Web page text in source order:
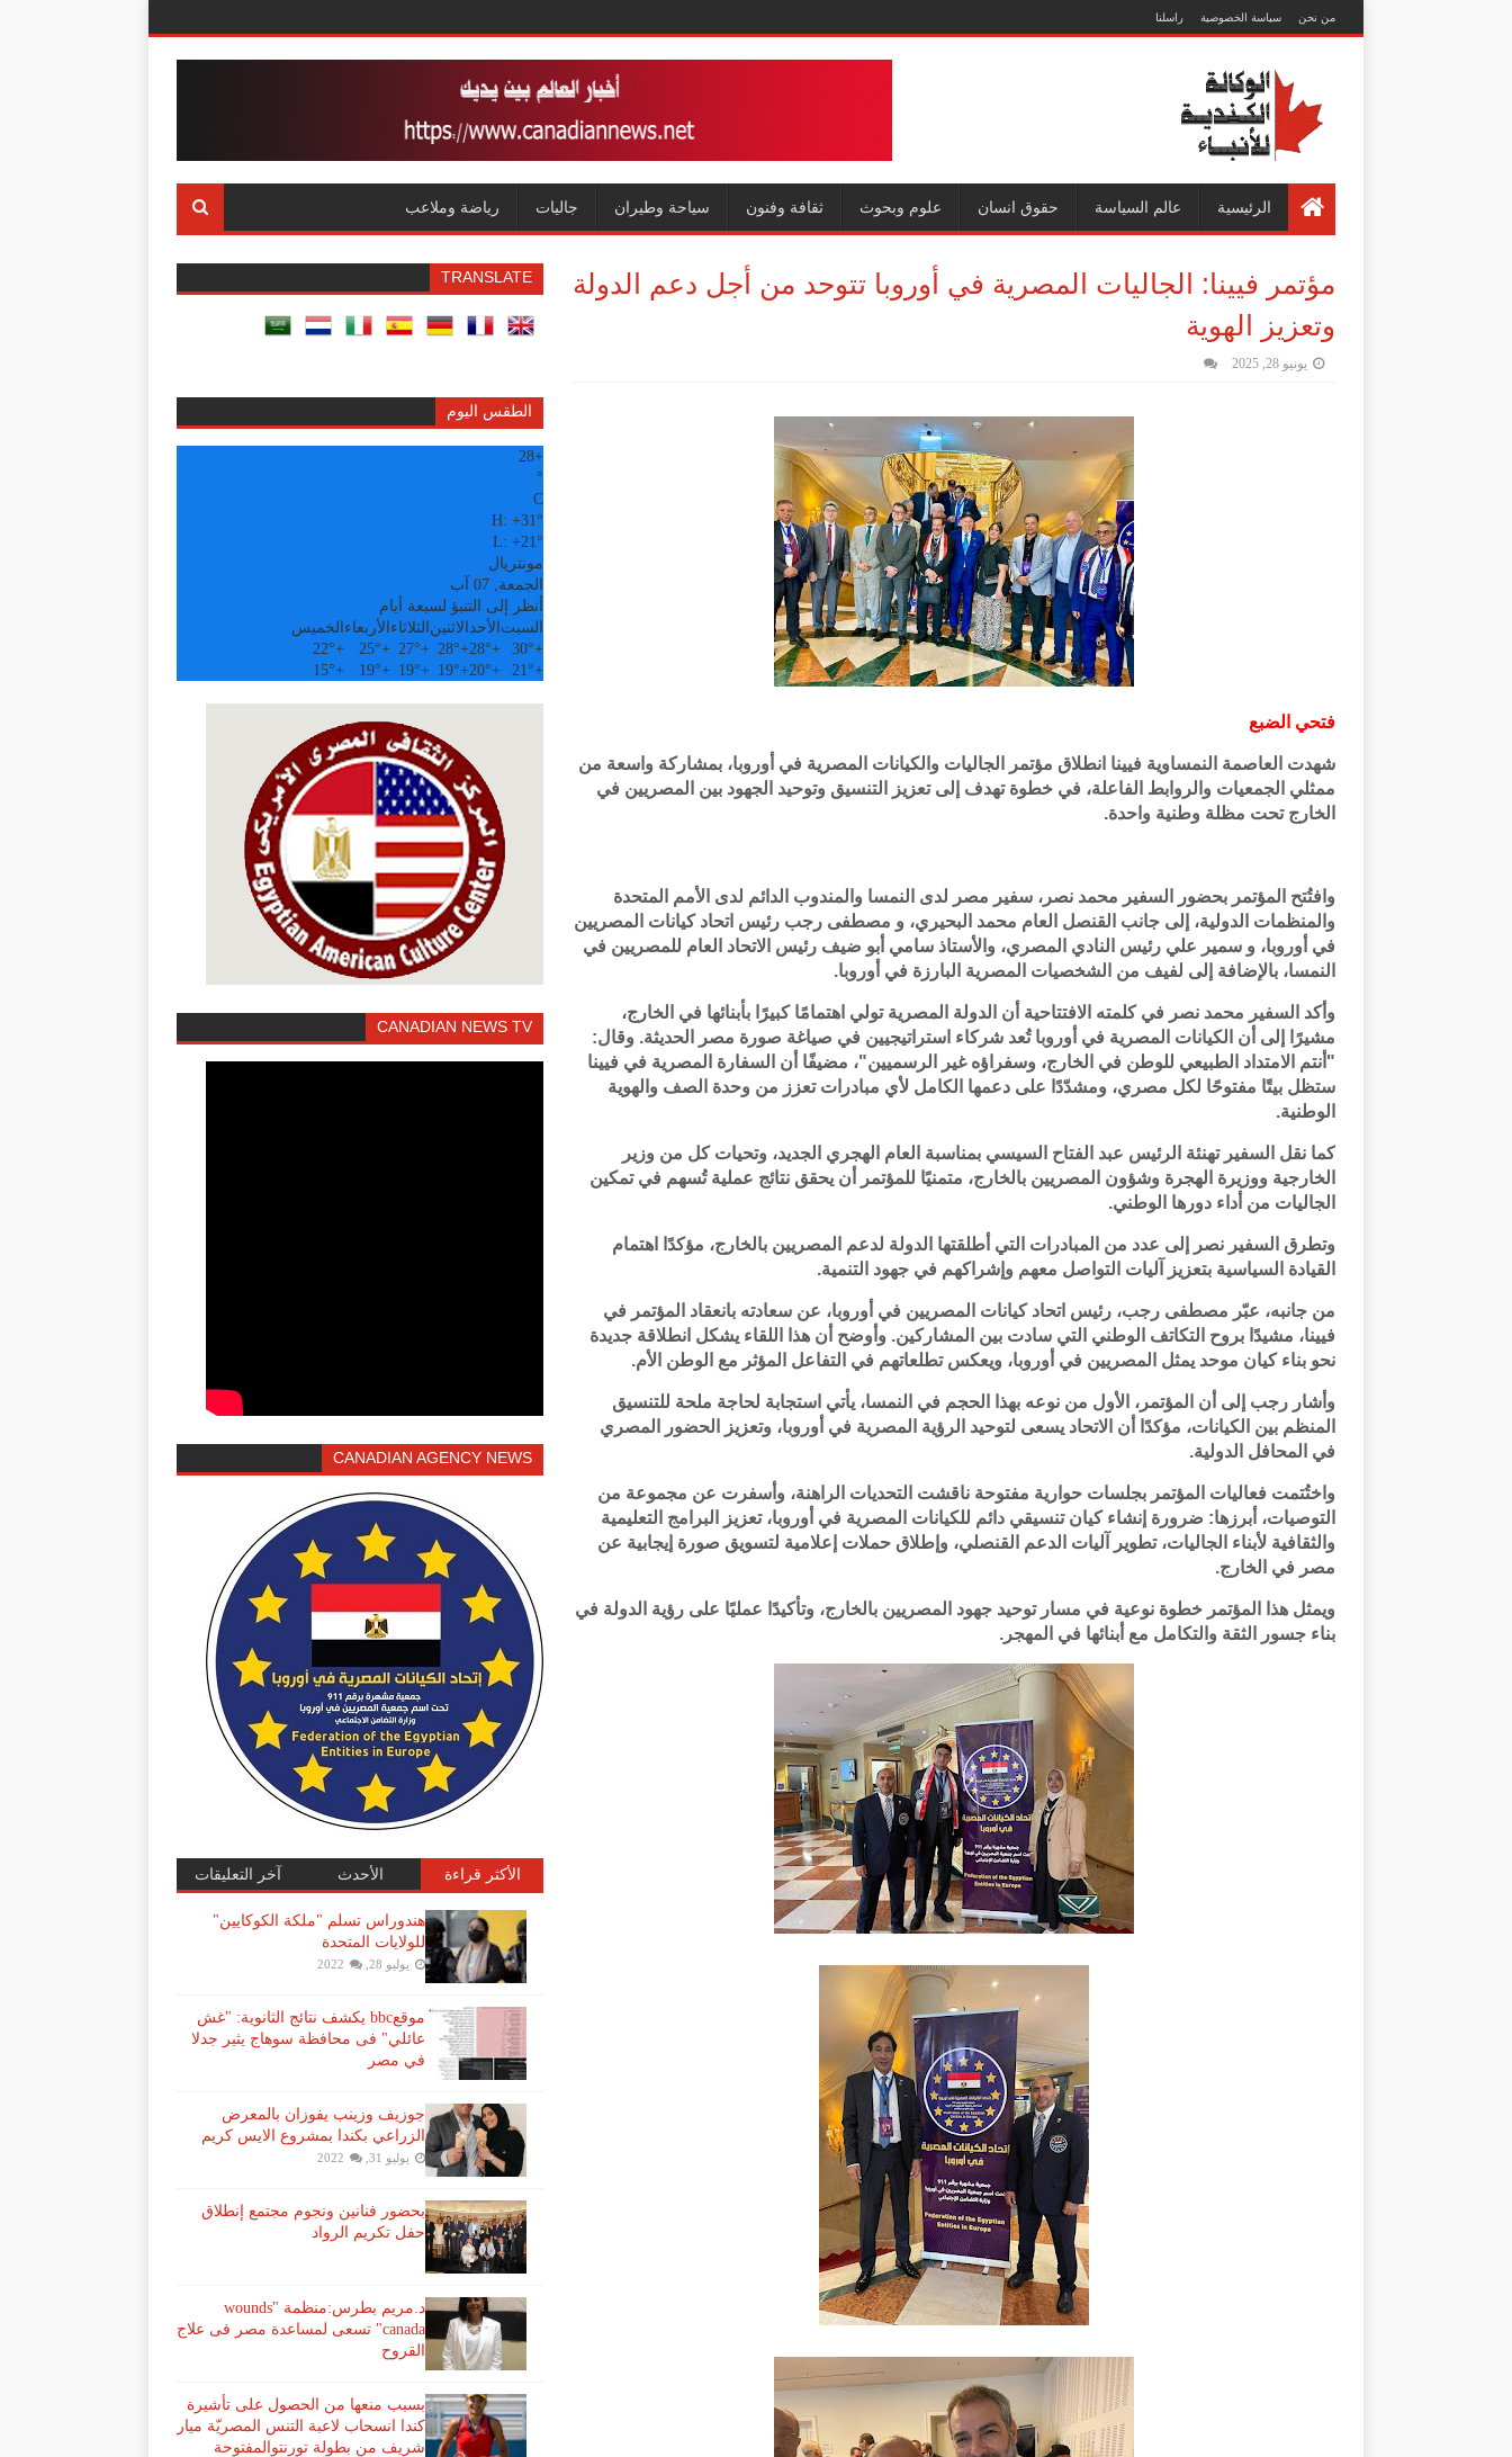
من نحن سياسة الخصوصية راسلنا
الرئيسية عالم السياسة حقوق انسان علوم وبحوث ثقافة وفنون سياحة وطيران جاليات رياضة وملاعب
مؤتمر فيينا: الجاليات المصرية في أوروبا تتوحد من أجل دعم الدولة
وتعزيز الهوية
يونيو 28, 2025
فتحي الضبع
شهدت العاصمة النمساوية فيينا انطلاق مؤتمر الجاليات والكيانات المصرية في أوروبا، بمشاركة واسعة من
ممثلي الجمعيات والروابط الفاعلة، في خطوة تهدف إلى تعزيز التنسيق وتوحيد الجهود بين المصريين في
الخارج تحت مظلة وطنية واحدة.
وافتُتح المؤتمر بحضور السفير محمد نصر، سفير مصر لدى النمسا والمندوب الدائم لدى الأمم المتحدة
والمنظمات الدولية، إلى جانب القنصل العام محمد البحيري، و مصطفى رجب رئيس اتحاد كيانات المصريين
في أوروبا، و سمير علي رئيس النادي المصري، والأستاذ سامي أبو ضيف رئيس الاتحاد العام للمصريين في
النمسا، بالإضافة إلى لفيف من الشخصيات المصرية البارزة في أوروبا.
وأكد السفير محمد نصر في كلمته الافتتاحية أن الدولة المصرية تولي اهتمامًا كبيرًا بأبنائها في الخارج،
مشيرًا إلى أن الكيانات المصرية في أوروبا تُعد شركاء استراتيجيين في صياغة صورة مصر الحديثة. وقال:
"أنتم الامتداد الطبيعي للوطن في الخارج، وسفراؤه غير الرسميين"، مضيفًا أن السفارة المصرية في فيينا
ستظل بيتًا مفتوحًا لكل مصري، ومشدّدًا على دعمها الكامل لأي مبادرات تعزز من وحدة الصف والهوية
الوطنية.
كما نقل السفير تهنئة الرئيس عبد الفتاح السيسي بمناسبة العام الهجري الجديد، وتحيات كل من وزير
الخارجية ووزيرة الهجرة وشؤون المصريين بالخارج، متمنيًا للمؤتمر أن يحقق نتائج عملية تُسهم في تمكين
الجاليات من أداء دورها الوطني.
وتطرق السفير نصر إلى عدد من المبادرات التي أطلقتها الدولة لدعم المصريين بالخارج، مؤكدًا اهتمام
القيادة السياسية بتعزيز آليات التواصل معهم وإشراكهم في جهود التنمية.
من جانبه، عبّر مصطفى رجب، رئيس اتحاد كيانات المصريين في أوروبا، عن سعادته بانعقاد المؤتمر في
فيينا، مشيدًا بروح التكاتف الوطني التي سادت بين المشاركين. وأوضح أن هذا اللقاء يشكل انطلاقة جديدة
نحو بناء كيان موحد يمثل المصريين في أوروبا، ويعكس تطلعاتهم في التفاعل المؤثر مع الوطن الأم.
وأشار رجب إلى أن المؤتمر، الأول من نوعه بهذا الحجم في النمسا، يأتي استجابة لحاجة ملحة للتنسيق
المنظم بين الكيانات، مؤكدًا أن الاتحاد يسعى لتوحيد الرؤية المصرية في أوروبا، وتعزيز الحضور المصري
في المحافل الدولية.
واختُتمت فعاليات المؤتمر بجلسات حوارية مفتوحة ناقشت التحديات الراهنة، وأسفرت عن مجموعة من
التوصيات، أبرزها: ضرورة إنشاء كيان تنسيقي دائم للكيانات المصرية في أوروبا، تعزيز البرامج التعليمية
والثقافية لأبناء الجاليات، تطوير آليات الدعم القنصلي، وإطلاق حملات إعلامية لتسويق صورة إيجابية عن
مصر في الخارج.
ويمثل هذا المؤتمر خطوة نوعية في مسار توحيد جهود المصريين بالخارج، وتأكيدًا عمليًا على رؤية الدولة في
بناء جسور الثقة والتكامل مع أبنائها في المهجر.
TRANSLATE
الطقس اليوم
+
28
°
C
H: +31°
L: +21°
مونتريال
الجمعة, 07 آب
أنظر إلى التنبؤ لسبعة أيام
السبت الأحد الاثنين الثلاثاء الأربعاء الخميس
+
30°
+
28°
+
28°
+
27°
+
25°
+
22°
+
21°
+
20°
+
19°
+
19°
+
19°
+
15°
CANADIAN NEWS TV
CANADIAN AGENCY NEWS
الأكثر قراءة الأحدث آخر التعليقات
هندوراس تسلم "ملكة الكوكايين"
للولايات المتحدة
يوليو 28, 2022
موقعbbc يكشف نتائج الثانوية: "غش
عائلي" فى محافظة سوهاج يثير جدلا
في مصر
جوزيف وزينب يفوزان بالمعرض
الزراعي بكندا بمشروع الايس كريم
يوليو 31, 2022
بحضور فنانين ونجوم مجتمع إنطلاق
حفل تكريم الرواد
د.مريم بطرس:منظمة "wounds
canada" تسعى لمساعدة مصر فى علاج
القروح
بسبب منعها من الحصول على تأشيرة
كندا انسحاب لاعبة ​التنس​ المصريّة ​ميار
شريف​ من بطولة ​تورنتو​المفتوحة